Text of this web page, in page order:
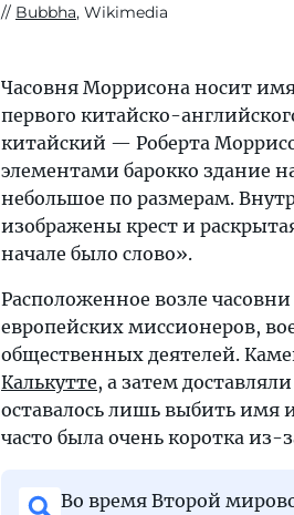
Bubbha, Wikimedia
Часовня Моррисона носит
первого китайско-
китайский — Роберта
элементами барокко здание
небольшое по размерам.
изображены крест и
начале было слово».
Расположенное возле
европейских миссионеров,
общественных деятелей.
Калькутте, а затем
оставалось лишь выбить
часто была очень коротка
Во время Второй